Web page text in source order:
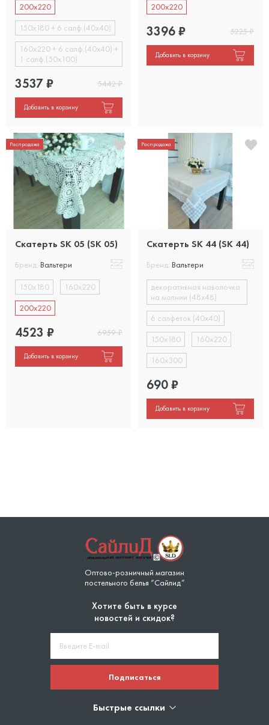
200х220
150х180 + 6 салф.(40х40)
160х220 + 6 салф.(40х40) +
1 салф.(50х100)
3537₽ 5442₽
Добавить в корзину
200х220
3396₽ 5225₽
Добавить в корзину
Распродажа
Скатерть SK 05 (SK 05)
Бренд: Вальтери
150х180
160х220
200х220
4523 ₽ 6959₽
Добавить в корзину
Распродажа
Скатерть SK 44 (SK 44)
Бренд: Вальтери
декоративная наволочка
на молнии (48х48)
6 салфеток (40х40)
150х180
160х220
160х300
690₽
Добавить в корзину
Оптово-розничный магазин
постельного белья “Сайлид”
Хотите быть в курсе
новостей и скидок?
Подписаться
Быстрые ссылки